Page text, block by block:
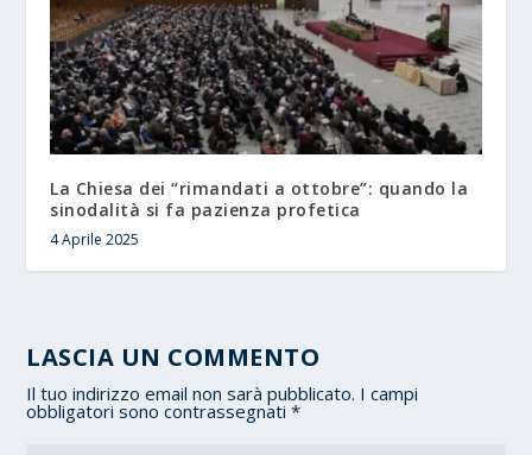
La Chiesa dei “rimandati a ottobre”: quando la
sinodalità si fa pazienza profetica
4 Aprile 2025
LASCIA UN COMMENTO
Il tuo indirizzo email non sarà pubblicato. I campi
obbligatori sono contrassegnati*